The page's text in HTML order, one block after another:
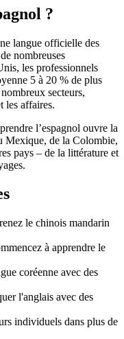
?
langue officielle des
nombreuses
les professionnels
5 à 20 % de plus
secteurs,
les affaires.
l’espagnol ouvre la
Mexique, de la Colombie,
pays – de la littérature et
le chinois mandarin
à apprendre le
coréenne avec des
l'anglais avec des
individuels dans plus de